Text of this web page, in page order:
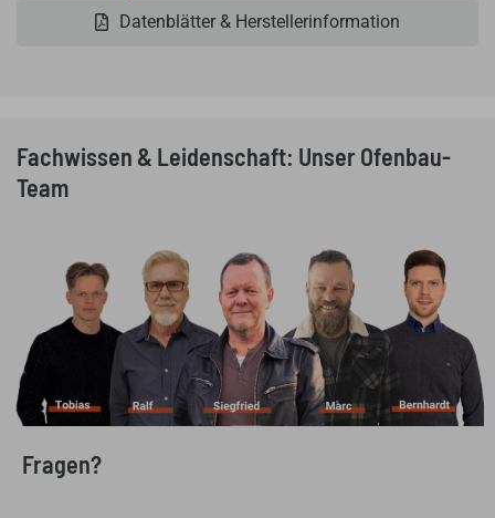
Datenblätter & Herstellerinformation
Fachwissen & Leidenschaft: Unser Ofenbau-
Team
Fragen?